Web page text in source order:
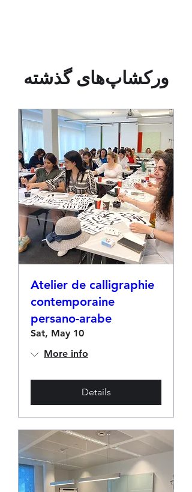
ورکشاپ‌های گذشته
Atelier de calligraphie
contemporaine
persano-arabe
Sat, May 10
More info
Details